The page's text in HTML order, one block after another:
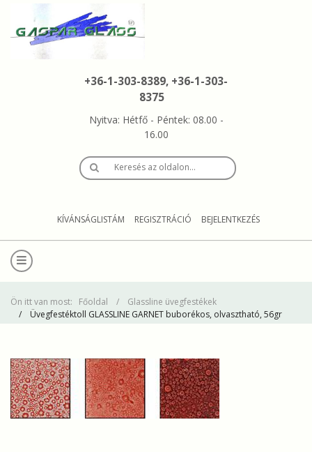
+36-1-303-8389, +36-1-303-
8375
Nyitva: Hétfő - Péntek: 08.00 -
16.00
Keresés az oldalon…
KÍVÁNSÁGLISTÁM REGISZTRÁCIÓ BEJELENTKEZÉS
Ön itt van most: Főoldal
Glassline üvegfestékek
Üvegfestéktoll GLASSLINE GARNET buborékos, olvasztható, 56gr